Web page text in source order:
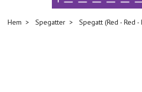
Hem Spegatter Spegatt (Red - Red -